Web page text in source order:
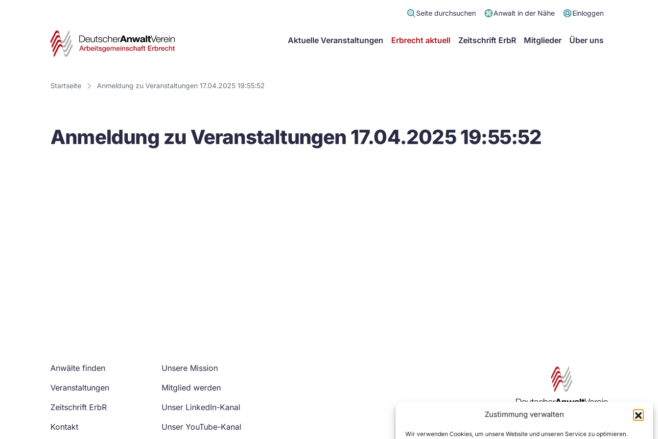
Zustimmung verwalten
Wir verwenden Cookies, um unsere Website und unseren Service zu optimieren.
Seite durchsuchen Anwalt in der Nähe Einloggen
Deutscher
Verein
Arbeitsgemeinschaft
Aktuelle Veranstaltungen Erbrecht aktuell Zeitschrift ErbR Mitglieder Über uns
Startseite Anmeldung zu Veranstaltungen 17.04.2025 19:55:52
Anmeldung zu Veranstaltungen 17.04.2025 19:55:52
Anwälte finden
Veranstaltungen
Zeitschrift ErbR
Kontakt
Unsere Mission
Mitglied werden
Unser LinkedIn-Kanal
Unser YouTube-Kanal
Zur DAV Webseite